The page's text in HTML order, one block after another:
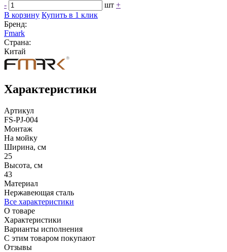
-
шт +
В корзину Купить в 1 клик
Бренд:
Fmark
Страна:
Китай
Характеристики
Артикул
FS-PJ-004
Монтаж
На мойку
Ширина, см
25
Высота, см
43
Материал
Нержавеющая сталь
Все характеристики
О товаре
Характеристики
Варианты исполнения
С этим товаром покупают
Отзывы